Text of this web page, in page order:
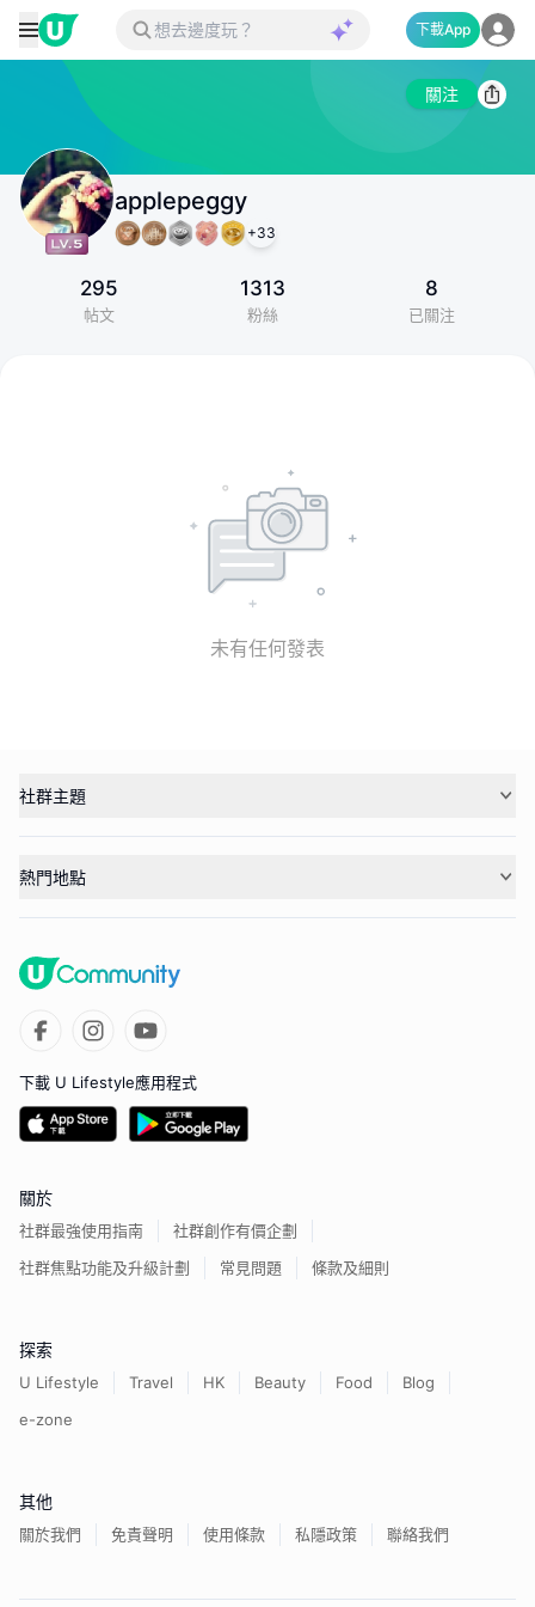
下載App
關注
applepeggy
+33
295
帖文
1313
粉絲
8
已關注
未有任何發表
社群主題
熱門地點
下載 U Lifestyle應用程式
關於
社群最強使用指南
社群創作有價企劃
社群焦點功能及升級計劃
常見問題 條款及細則
探索
U Lifestyle Travel HK Beauty Food
Blog
e-zone
其他
關於我們 免責聲明 使用條款 私隱政策 聯絡我們